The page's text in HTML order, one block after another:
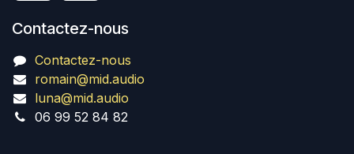
Contactez-nous
Contactez-nous
romain@mid.audio
luna@mid.audio
06 99 52 84 82